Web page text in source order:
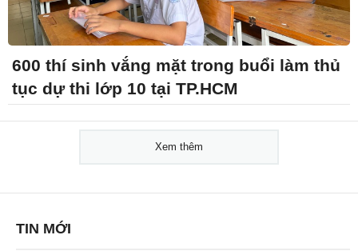
600 thí sinh vắng mặt trong buổi làm thủ
tục dự thi lớp 10 tại TP.HCM
Xem thêm
TIN MỚI